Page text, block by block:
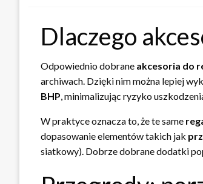
Dlaczego
Odpowiednio dobrane akcesoria do
archiwach. Dzięki nim można lepiej
BHP, minimalizując ryzyko
W praktyce oznacza to, że te same
dopasowanie elementów takich jak
siatkowy). Dobrze dobrane dodatki